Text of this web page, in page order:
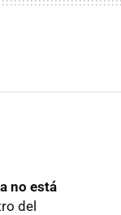
no está
del